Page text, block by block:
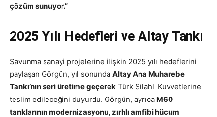
çözüm sunuyor.”
2025 Yılı Hedefleri ve Altay Tankı
Savunma sanayi projelerine ilişkin 2025 yılı hedeflerini
paylaşan Görgün, yıl sonunda Altay Ana Muharebe
Tankı’nın seri üretime geçerek Türk Silahlı Kuvvetlerine
teslim edileceğini duyurdu. Görgün, ayrıca M60
tanklarının modernizasyonu, zırhlı amfibi hücum